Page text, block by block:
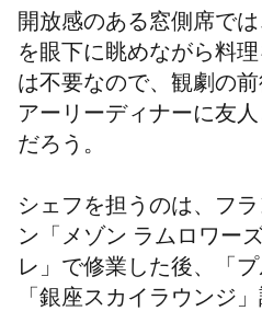
開放感のある窓側席で
を眼下に眺めながら料
は不要なので、 観劇の
アーリーディナーに友
だろう。
シェフを担うのは、フ
ン「メゾン ラムロワー
レ」で修業した後、「プ
「銀座スカイラウンジ